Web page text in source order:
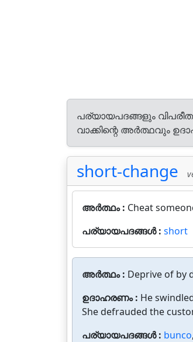
പര്യായപദങ്ങളും
വാക്കിന്റെ അർത്ഥവും
short-change
അർത്ഥം : Cheat
പര്യായപദങ്ങൾ : short
അർത്ഥം : Deprive of by
ഉദാഹരണം : He
She defrauded the
പര്യായപദങ്ങൾ : bunco,